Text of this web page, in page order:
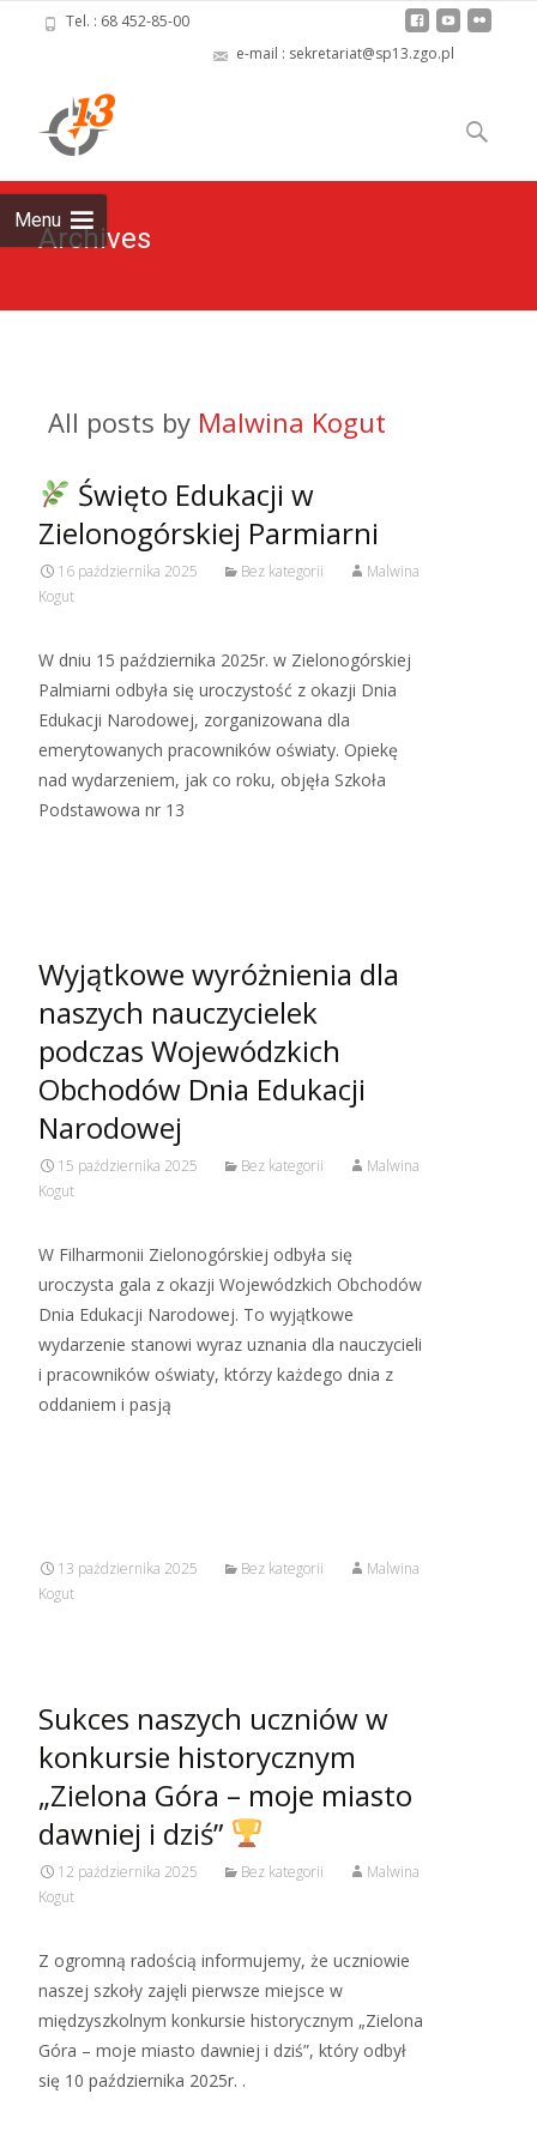
Tel. : 68 452-85-00
e-mail : sekretariat@sp13.zgo.pl
Menu
to
content
Szukaj:
Archives
All posts by Malwina Kogut
Święto Edukacji w
Zielonogórskiej Parmiarni
16 października 2025 Bez kategorii
Malwina
Kogut
W dniu 15 października 2025r. w Zielonogórskiej
Palmiarni odbyła się uroczystość z okazji Dnia
Edukacji Narodowej, zorganizowana dla
emerytowanych pracowników oświaty. Opiekę
nad wydarzeniem, jak co roku, objęła Szkoła
Podstawowa nr 13
Wyjątkowe wyróżnienia dla
naszych nauczycielek
podczas Wojewódzkich
Obchodów Dnia Edukacji
Narodowej
15 października 2025 Bez kategorii
Malwina
Kogut
W Filharmonii Zielonogórskiej odbyła się
uroczysta gala z okazji Wojewódzkich Obchodów
Dnia Edukacji Narodowej. To wyjątkowe
wydarzenie stanowi wyraz uznania dla nauczycieli
i pracowników oświaty, którzy każdego dnia z
oddaniem i pasją
13 października 2025 Bez kategorii
Malwina
Kogut
Sukces naszych uczniów w
konkursie historycznym
„Zielona Góra – moje miasto
dawniej i dziś”
12 października 2025 Bez kategorii
Malwina
Kogut
Z ogromną radością informujemy, że uczniowie
naszej szkoły zajęli pierwsze miejsce w
międzyszkolnym konkursie historycznym „Zielona
Góra – moje miasto dawniej i dziś”, który odbył
się 10 października 2025r. .